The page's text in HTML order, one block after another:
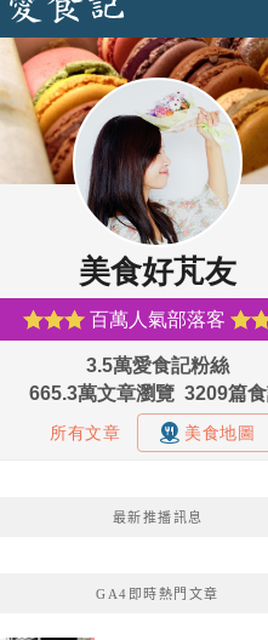
最新推播訊息
GA4即時熱門文章